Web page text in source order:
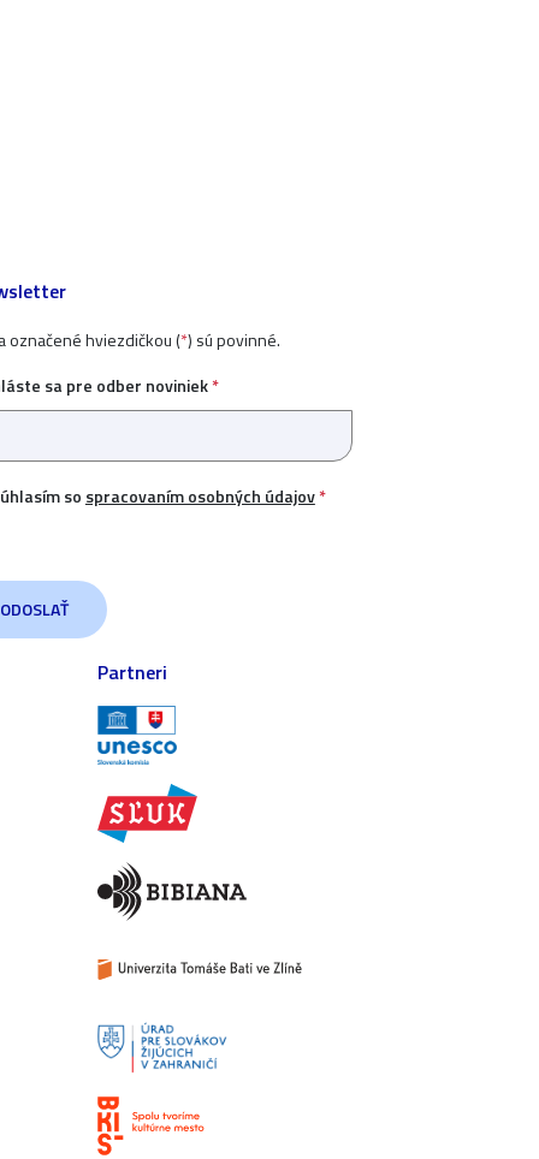
označené hviezdičkou (*) sú povinné.
sa pre odber noviniek*
so spracovaním osobných údajov*
Partneri